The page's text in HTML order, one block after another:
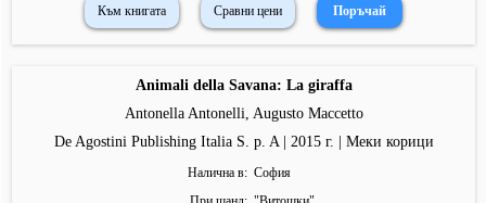
Към книгата Сравни цени
Animali della Savana: La giraffa
Antonella Antonelli, Augusto Maccetto
De Agostini Publishing Italia S. p. A | 2015 г. | Меки корици
Налична в
София